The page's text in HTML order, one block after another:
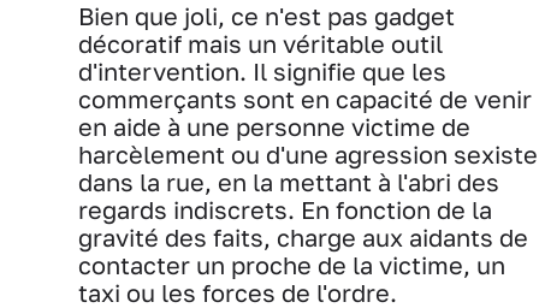
Bien que joli, ce n'est pas gadget
décoratif mais un véritable outil
d'intervention. Il signifie que les
commerçants sont en capacité de venir
en aide à une personne victime de
harcèlement ou d'une agression sexiste
dans la rue, en la mettant à l'abri des
regards indiscrets. En fonction de la
gravité des faits, charge aux aidants de
contacter un proche de la victime, un
taxi ou les forces de l'ordre.